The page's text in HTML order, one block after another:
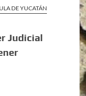
DE YUCATÁN
Judicial